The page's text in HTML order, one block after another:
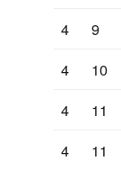
4
9
4
10
4
11
4
11